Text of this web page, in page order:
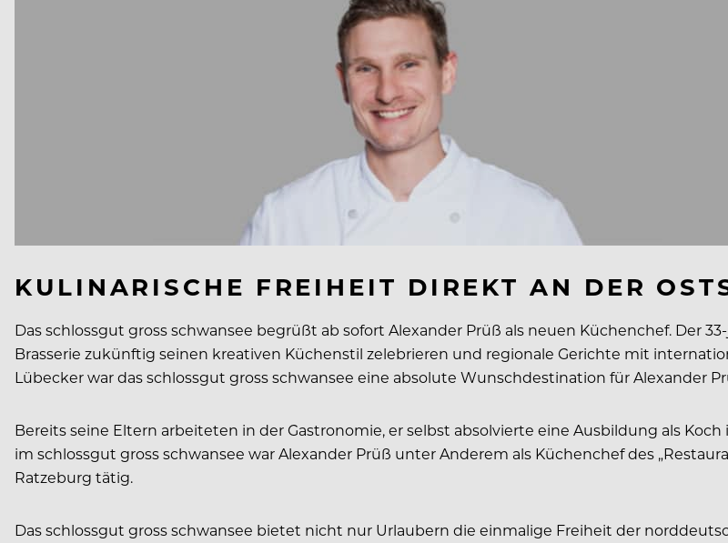
KULINARISCHE FREIHEIT DIREKT AN DER
Das schlossgut gross schwansee begrüßt ab sofort Alexander Prüß als neuen Küchenchef. Der
Brasserie zukünftig seinen kreativen Küchenstil zelebrieren und regionale Gerichte mit
Lübecker war das schlossgut gross schwansee eine absolute Wunschdestination für Alexander
Bereits seine Eltern arbeiteten in der Gastronomie, er selbst absolvierte eine Ausbildung als
im schlossgut gross schwansee war Alexander Prüß unter Anderem als Küchenchef des
Ratzeburg tätig.
Das schlossgut gross schwansee bietet nicht nur Urlaubern die einmalige Freiheit der